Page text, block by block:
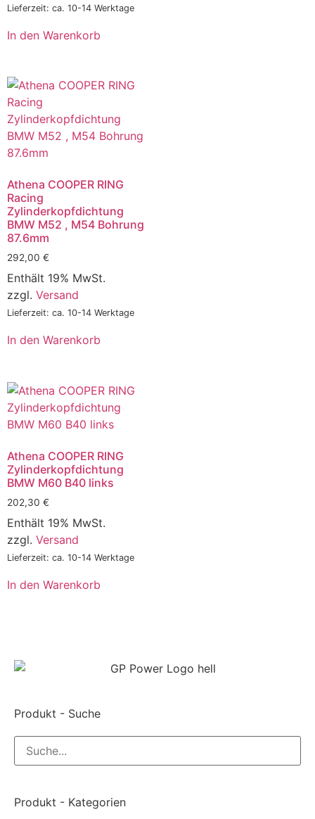
Produkt - Suche
Produkt - Kategorien
Lieferzeit: ca. 10-14 Werktage
In den Warenkorb
Athena COOPER RING
Racing
Zylinderkopfdichtung
BMW M52 , M54 Bohrung
87.6mm
292,00 €
Enthält 19% MwSt.
zzgl. Versand
Lieferzeit: ca. 10-14 Werktage
In den Warenkorb
Athena COOPER RING
Zylinderkopfdichtung
BMW M60 B40 links
202,30 €
Enthält 19% MwSt.
zzgl. Versand
Lieferzeit: ca. 10-14 Werktage
In den Warenkorb